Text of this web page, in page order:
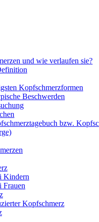
und wie verlaufen sie?
Kopfschmerzformen
Beschwerden
bzw.
Kindern
Frauen
Kopfschmerz